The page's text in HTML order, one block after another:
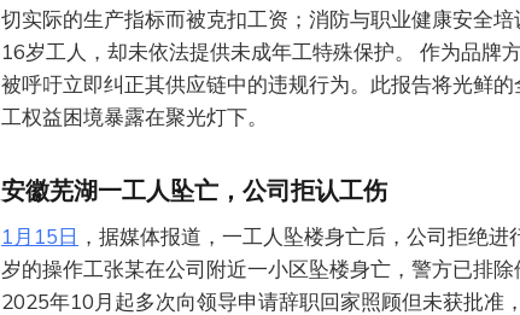
切实际的生产指标而被克扣工资；消防与职业健康安全
16岁工人，却未依法提供未成年工特殊保护。 作为品牌
被呼吁立即纠正其供应链中的违规行为。此报告将光鲜
工权益困境暴露在聚光灯下。
安徽芜湖一工人坠亡，公司拒认工伤
1月15日 ，据媒体报道，一工人坠楼身亡后，公司拒绝
岁的操作工张某在公司附近一小区坠楼身亡，警方已排
2025年10月起多次向领导申请辞职回家照顾但未获批准